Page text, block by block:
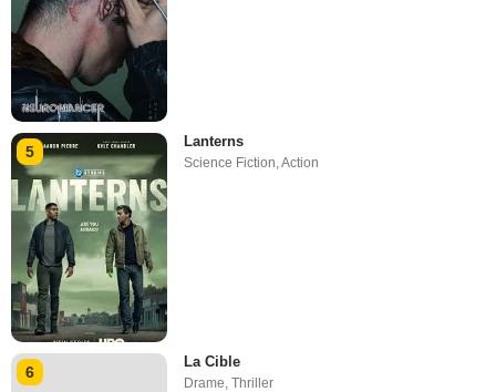
5
Lanterns
Science Fiction,Action
6
La Cible
Drame ,Thriller